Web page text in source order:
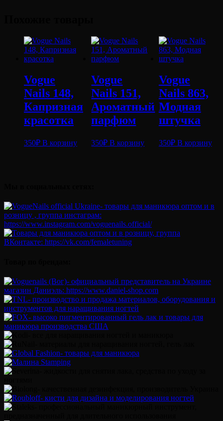
Vogue
Nails 148,
Капризная
красотка
350₽ В корзину
Vogue
Nails 151,
Ароматный
парфюм
350₽ В корзину
Vogue
Nails 863,
Модная
штучка
350₽ В корзину